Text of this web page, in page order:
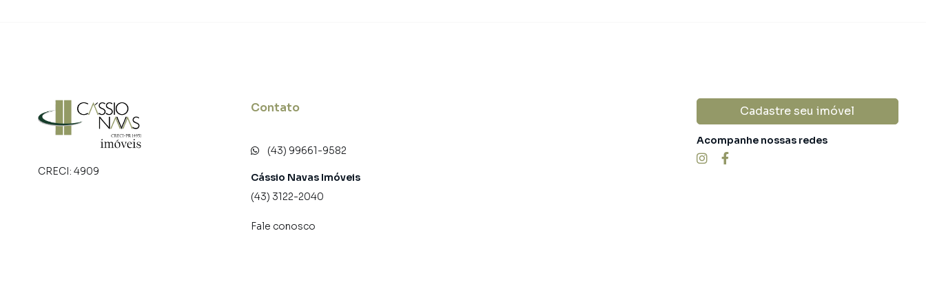
CRECI: 4909
Contato
(43) 99661-9582
Cássio Navas Imóveis
(43) 3122-2040
Fale conosco
Cadastre seu imóvel
Acompanhe nossas redes